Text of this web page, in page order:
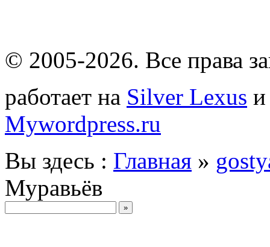
© 2005-2026. Все права
работает на Silver Lexus
Mywordpress.ru
Вы здесь : Главная »
Муравьёв